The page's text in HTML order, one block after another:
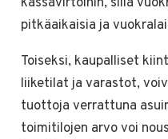
pitkäaikaisia ja
Toiseksi, kaupalliset
liiketilat ja varastot,
tuottoja verrattuna
toimitilojen arvo voi